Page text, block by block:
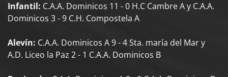
Infantil: C.A.A. Dominicos 11 - 0 H.C Cambre A y C.A.A.
Dominicos 3 - 9 C.H. Compostela A
Alevín: C.A.A. Dominicos A 9 - 4 Sta. maría del Mar y
A.D. Liceo la Paz 2 - 1 C.A.A. Dominicos B